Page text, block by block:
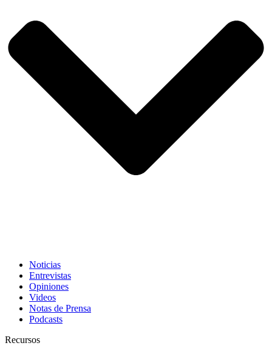
Noticias
Entrevistas
Opiniones
Videos
Notas de Prensa
Podcasts
Recursos